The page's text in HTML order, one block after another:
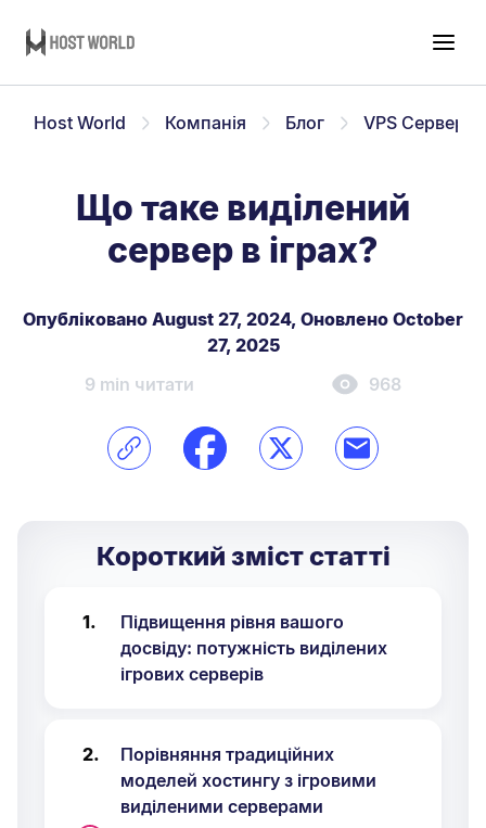
Host World Компанія Блог VPS Сервер
Що таке виділений
сервер в іграх?
Опубліковано August 27, 2024, Оновлено October
27, 2025
9 min читати
968
Короткий зміст статті
Підвищення рівня вашого
досвіду: потужність виділених
ігрових серверів
Порівняння традиційних
моделей хостингу з ігровими
виділеними серверами